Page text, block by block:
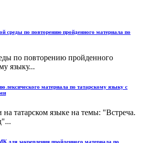
среды по повторению пройденного материала по
по повторению пройденного
языку...
лексического материала по татарскому языку с
татарском языке на темы: "Встреча.
для закрепления пройденного материала по